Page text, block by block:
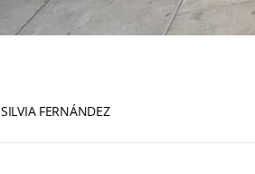
SILVIA FERNÁNDEZ